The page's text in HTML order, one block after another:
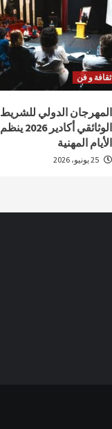
ثقافة و فن
المهرجان الدولي للشريط
الوثائقي أكادير 2026 ينظم
الأيام المهنية